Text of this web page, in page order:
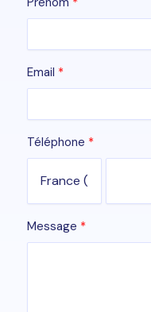
Email
Téléphone
Message